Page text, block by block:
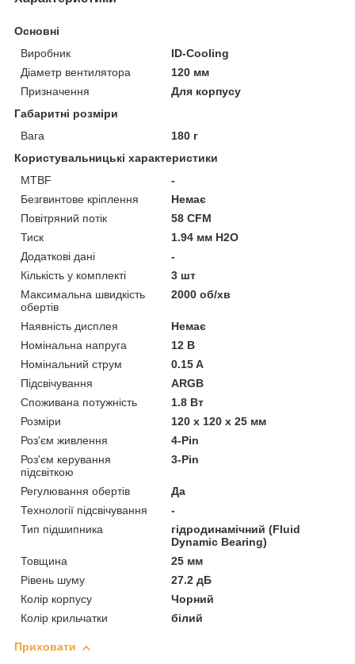
Основні
Виробник
ID-Cooling
Діаметр вентилятора
120 мм
Призначення
Для корпусу
Габаритні розміри
Вага
180 г
Користувальницькі характеристики
MTBF
-
Безгвинтове кріплення
Немає
Повітряний потік
58 CFM
Тиск
1.94 мм H2O
Додаткові дані
-
Кількість у комплекті
3 шт
Максимальна швидкість
обертів
2000 об/хв
Наявність дисплея
Немає
Номінальна напруга
12 В
Номінальний струм
0.15 A
Підсвічування
ARGB
Споживана потужність
1.8 Вт
Розміри
120 х 120 х 25 мм
Роз'єм живлення
4-Pin
Роз'єм керування
підсвіткою
3-Pin
Регулювання обертів
Да
Технології підсвічування
-
Тип підшипника
гідродинамічний (Fluid
Dynamic Bearing)
Товщина
25 мм
Рівень шуму
27.2 дБ
Колір корпусу
Чорний
Колір крильчатки
білий
Приховати